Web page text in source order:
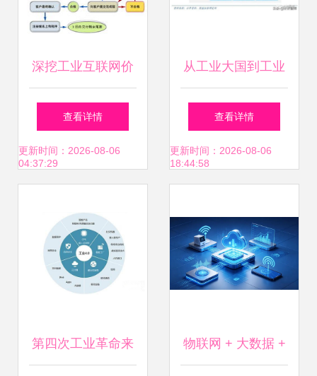
深挖工业互联网价
值 武汉完美网络助
力企业数字化转型
查看详情
更新时间：2026-08-06
04:37:29
从工业大国到工业
强国,工业互联网肩
负重任
查看详情
更新时间：2026-08-06
18:44:58
第四次工业革命来 物联网 + 大数据 +